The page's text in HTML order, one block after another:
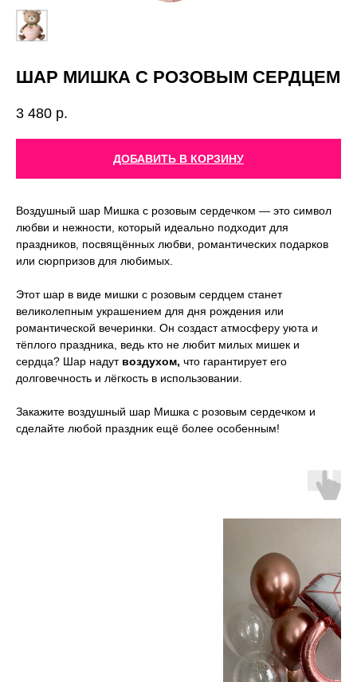
ШАР МИШКА С РОЗОВЫМ СЕРДЦЕМ
3 480 р.
ДОБАВИТЬ В КОРЗИНУ
Воздушный шар Мишка с розовым сердечком — это символ
любви и нежности, который идеально подходит для
праздников, посвящённых любви, романтических подарков
или сюрпризов для любимых.
Этот шар в виде мишки с розовым сердцем станет
великолепным украшением для дня рождения или
романтической вечеринки. Он создаст атмосферу уюта и
тёплого праздника, ведь кто не любит милых мишек и
сердца? Шар надут воздухом, что гарантирует его
долговечность и лёгкость в использовании.
Закажите воздушный шар Мишка с розовым сердечком и
сделайте любой праздник ещё более особенным!